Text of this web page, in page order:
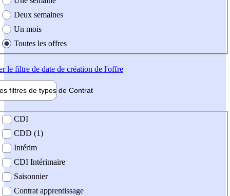
Deux semaines
Un mois
Toutes les offres
le filtre de date de création de l'offre
filtres de types de Contrat
contrat
CDI
CDD (1)
Intérim
CDI Intérimaire
Saisonnier
Contrat apprentissage